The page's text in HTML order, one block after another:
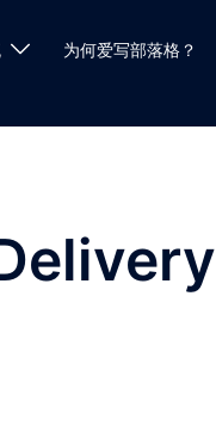
为何爱写部落格？